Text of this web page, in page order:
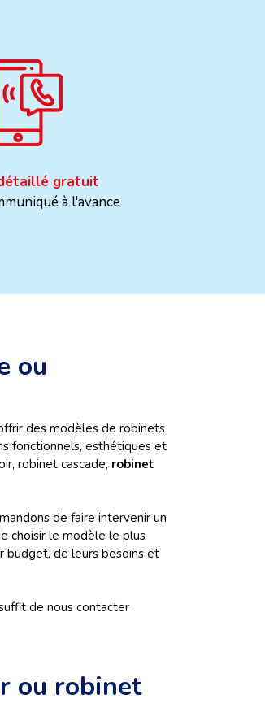
gratuit
à l'avance
ou
des modèles de robinets
fonctionnels, esthétiques et
robinet cascade, robinet
de faire intervenir un
choisir le modèle le plus
budget, de leurs besoins et
de nous contacter
ou robinet